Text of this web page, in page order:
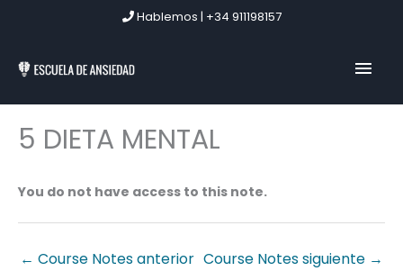
Hablemos | +34 911198157
5 DIETA MENTAL
You do not have access to this note.
← Course Notes anterior Course Notes siguiente →